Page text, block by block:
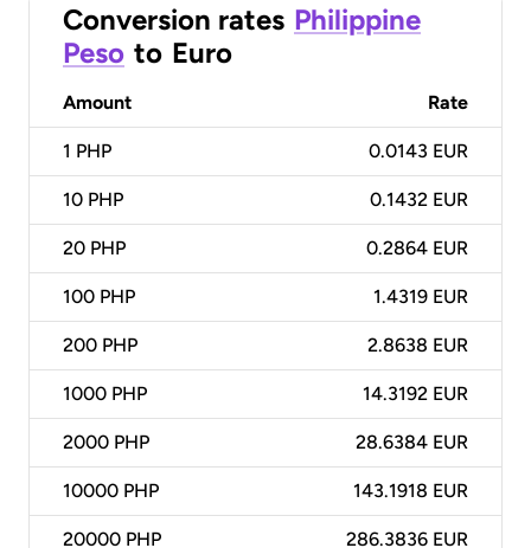
Conversion rates Philippine
Peso to Euro
Amount Rate
1 PHP 0.0143 EUR
10 PHP 0.1432 EUR
20 PHP 0.2864 EUR
100 PHP 1.4319 EUR
200 PHP 2.8638 EUR
1000 PHP 14.3192 EUR
2000 PHP 28.6384 EUR
10000 PHP 143.1918 EUR
20000 PHP 286.3836 EUR